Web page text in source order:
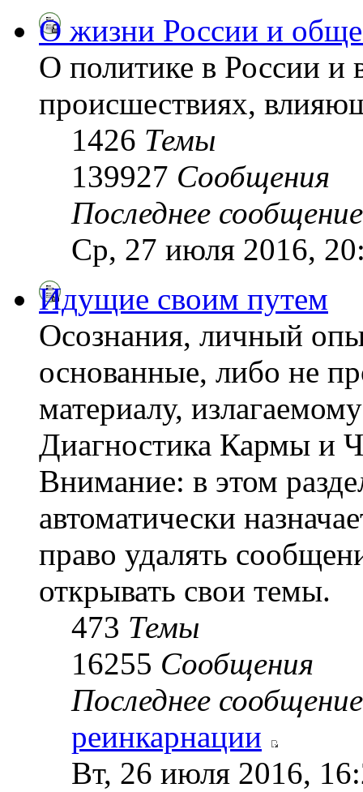
О жизни России и
О политике в России и
происшествиях,
1426 Темы
139927 Сообщения
Последнее сообщение
Ср, 27 июля 2016,
Идущие своим путем
Осознания, личный
основанные, либо не
материалу,
Диагностика Кармы и
Внимание: в этом
автоматически
право удалять
открывать свои темы.
473 Темы
16255 Сообщения
Последнее сообщение
реинкарнации
Вт, 26 июля 2016,